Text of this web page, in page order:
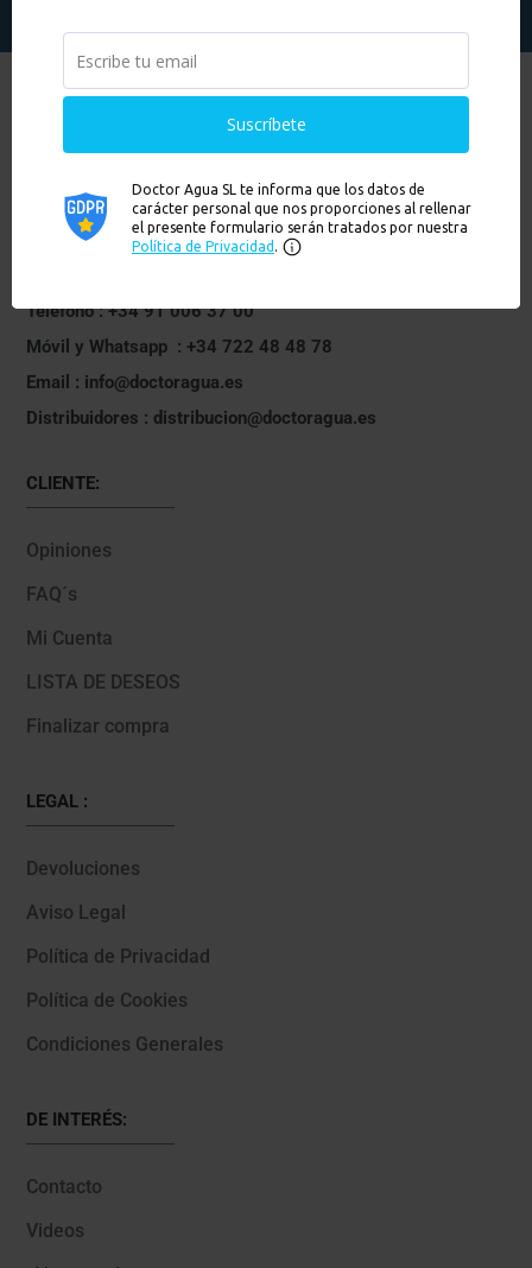
Atención al cliente: De Lunes a Viernes de 8h-15h (Julio y
Teléfono : +34 91 006 37 00
Móvil y Whatsapp : +34 722 48 48 78
Email : info@doctoragua.es
Distribuidores : distribucion@doctoragua.es
CLIENTE:
Opiniones
FAQ´s
Mi Cuenta
LISTA DE DESEOS
Finalizar compra
LEGAL :
Devoluciones
Aviso Legal
Política de Privacidad
Política de Cookies
Condiciones Generales
DE INTERÉS:
Contacto
Videos